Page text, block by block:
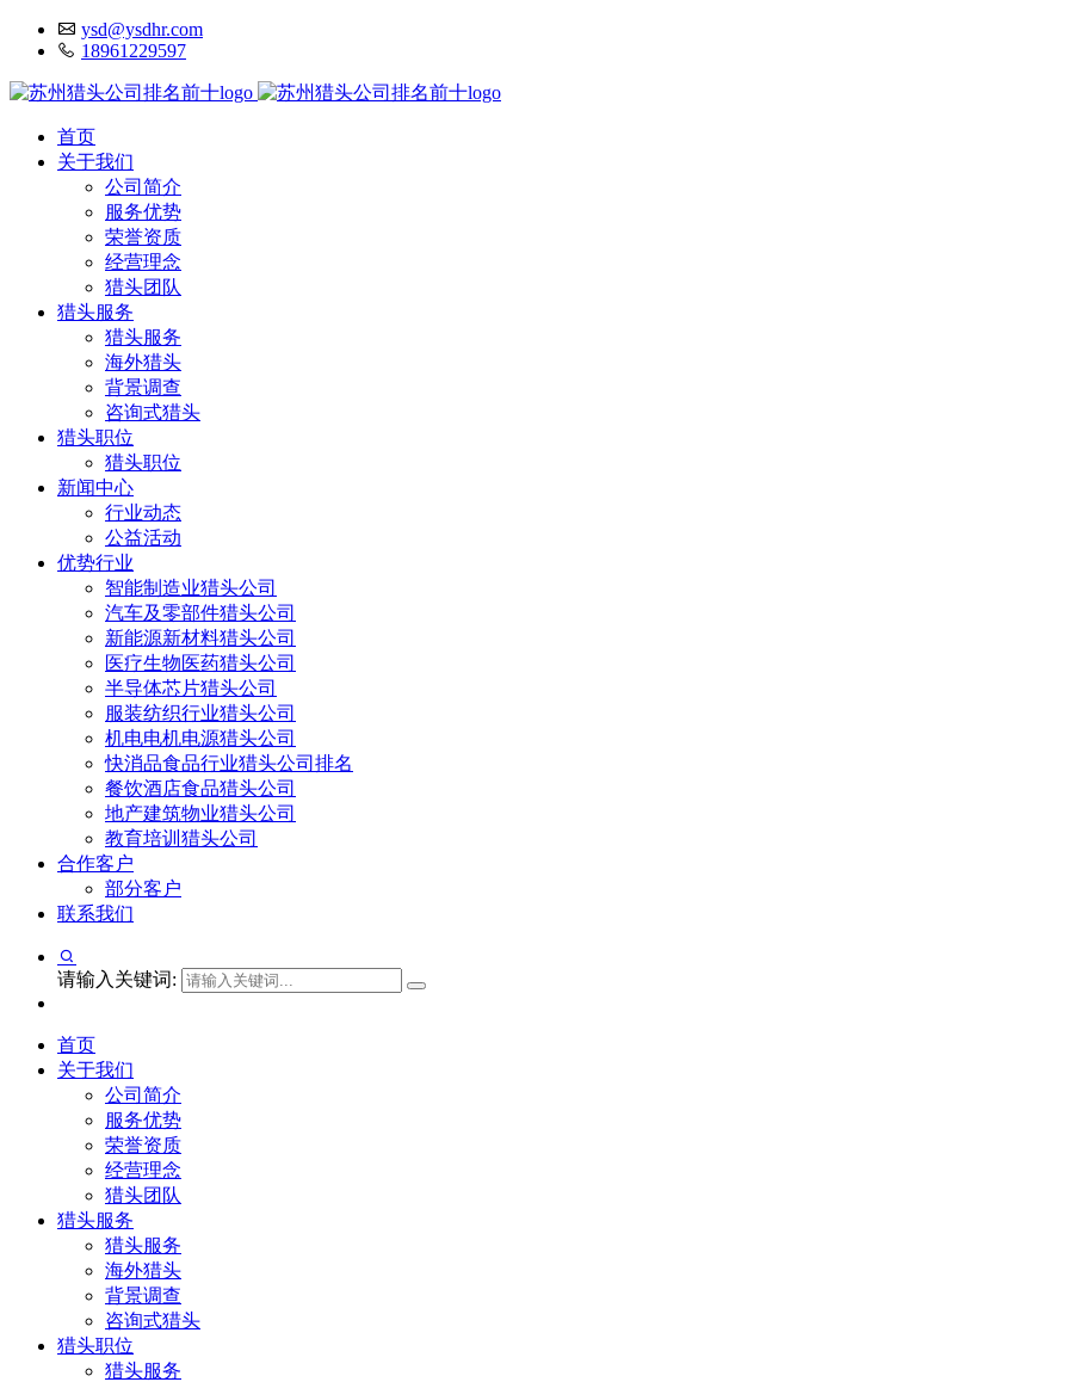
ysd@ysdhr.com
18961229597
首页
关于我们
公司简介
服务优势
荣誉资质
经营理念
猎头团队
猎头服务
猎头服务
海外猎头
背景调查
咨询式猎头
猎头职位
猎头职位
新闻中心
行业动态
公益活动
优势行业
智能制造业猎头公司
汽车及零部件猎头公司
新能源新材料猎头公司
医疗生物医药猎头公司
半导体芯片猎头公司
服装纺织行业猎头公司
机电电机电源猎头公司
快消品食品行业猎头公司排名
餐饮酒店食品猎头公司
地产建筑物业猎头公司
教育培训猎头公司
合作客户
部分客户
联系我们
请输入关键词:
首页
关于我们
公司简介
服务优势
荣誉资质
经营理念
猎头团队
猎头服务
猎头服务
海外猎头
背景调查
咨询式猎头
猎头职位
猎头服务